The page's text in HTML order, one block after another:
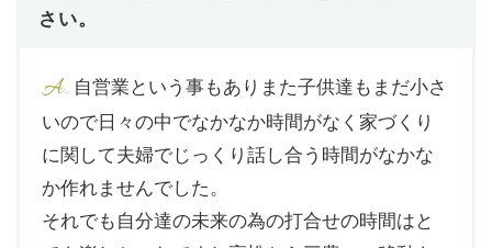
さい。
A. 自営業という事もありまた子供達もまだ小さ
いので日々の中でなかなか時間がなく家づくり
に関して夫婦でじっくり話し合う時間がなかな
か作れませんでした。
それでも自分達の未来の為の打合せの時間はと